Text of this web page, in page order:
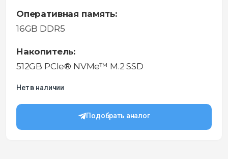
Оперативная память:
16GB DDR5
Накопитель:
512GB PCIe® NVMe™ M.2 SSD
Нет в наличии
Подобрать аналог